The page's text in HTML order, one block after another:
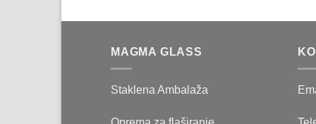
MAGMA GLASS
Staklena Ambalaža